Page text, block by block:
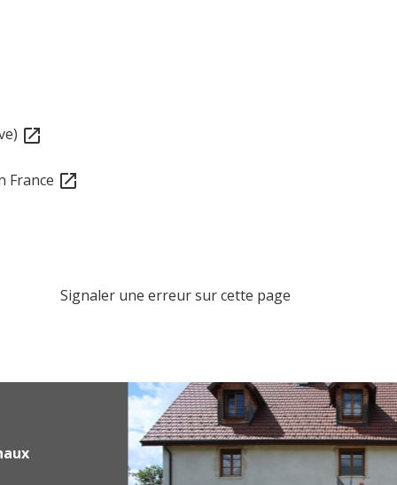
open_in_new
France open_in_new
Signaler une erreur sur cette page